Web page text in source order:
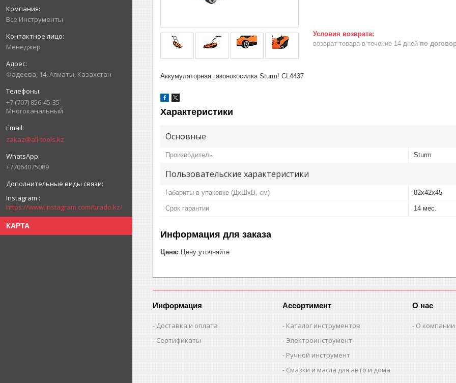
Все Инструменты
Менеджер
Фадеева, 14, Алматы, Казахстан
+7 (707) 856-45-35
Многоканальный
zakaz@all-tools.kz
+77064075089
Instagram
https://www.instagram.com/tirado.kz/
КАРТА
возврат товара в течение 14 дней по
Аккумуляторная газонокосилка Sturm! CL4437
Характеристики
Основные
Производитель Sturm
Пользовательские характеристики
Габариты в упаковке (ДхШхВ, см) 82x42x45
Срок гарантии 14 мес.
Информация для заказа
Цена: Цену уточняйте
Информация
Доставка и оплата
Сертификаты
Ассортимент
Каталог инструментов
Электроинструмент
Ручной инструмент
Смазки и масла для авто и дома
О нас
О компании